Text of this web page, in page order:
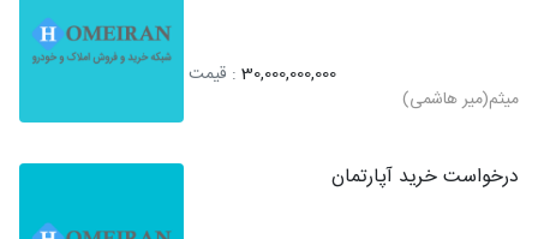
30,000,000,000 : قیمت
میثم(میر هاشمی)
درخواست خرید آپارتمان